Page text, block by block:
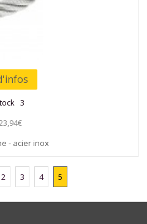
3
- acier inox
2 3 4 5